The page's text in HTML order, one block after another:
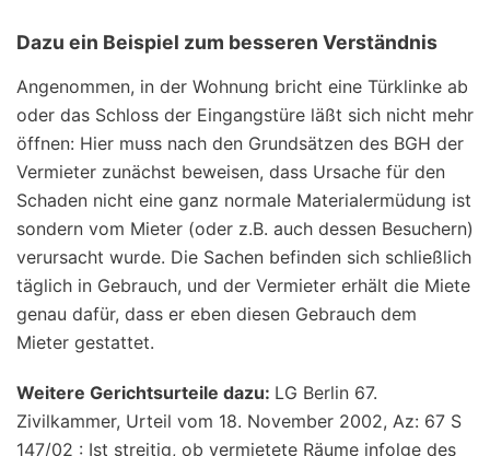
Dazu ein Beispiel zum besseren Verständnis
Angenommen, in der Wohnung bricht eine Türklinke ab
oder das Schloss der Eingangstüre läßt sich nicht mehr
öffnen: Hier muss nach den Grundsätzen des BGH der
Vermieter zunächst beweisen, dass Ursache für den
Schaden nicht eine ganz normale Materialermüdung ist
sondern vom Mieter (oder z.B. auch dessen Besuchern)
verursacht wurde. Die Sachen befinden sich schließlich
täglich in Gebrauch, und der Vermieter erhält die Miete
genau dafür, dass er eben diesen Gebrauch dem
Mieter gestattet.
Weitere Gerichtsurteile dazu: LG Berlin 67.
Zivilkammer, Urteil vom 18. November 2002, Az: 67 S
147/02 : Ist streitig, ob vermietete Räume infolge des